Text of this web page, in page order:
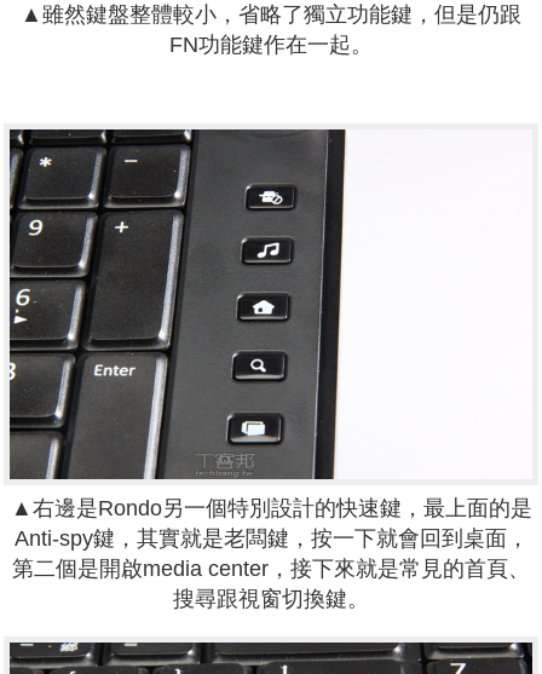
▲雖然鍵盤整體較小，省略了獨立功能鍵，但是仍跟
FN功能鍵作在一起。
▲右邊是Rondo另一個特別設計的快速鍵，最上面的是
Anti-spy鍵，其實就是老闆鍵，按一下就會回到桌面，
第二個是開啟media center，接下來就是常見的首頁、
搜尋跟視窗切換鍵。